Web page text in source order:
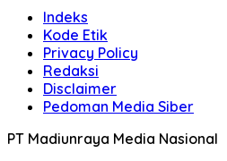
Indeks
Kode Etik
Privacy Policy
Redaksi
Disclaimer
Pedoman Media Siber
PT Madiunraya Media Nasional